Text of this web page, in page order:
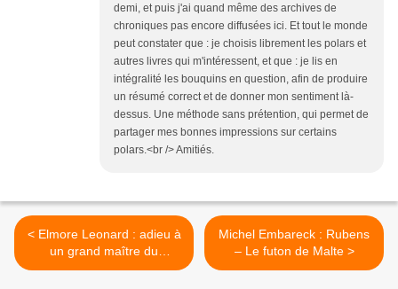
demi, et puis j'ai quand même des archives de
chroniques pas encore diffusées ici. Et tout le monde
peut constater que : je choisis librement les polars et
autres livres qui m'intéressent, et que : je lis en
intégralité les bouquins en question, afin de produire
un résumé correct et de donner mon sentiment là-
dessus. Une méthode sans prétention, qui permet de
partager mes bonnes impressions sur certains
polars.<br /> Amitiés.
< Elmore Leonard : adieu à
un grand maître du
suspense
Michel Embareck : Rubens
– Le futon de Malte >